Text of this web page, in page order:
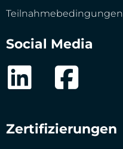
Teilnahmebedingungen
Social Media
Zertifizierungen